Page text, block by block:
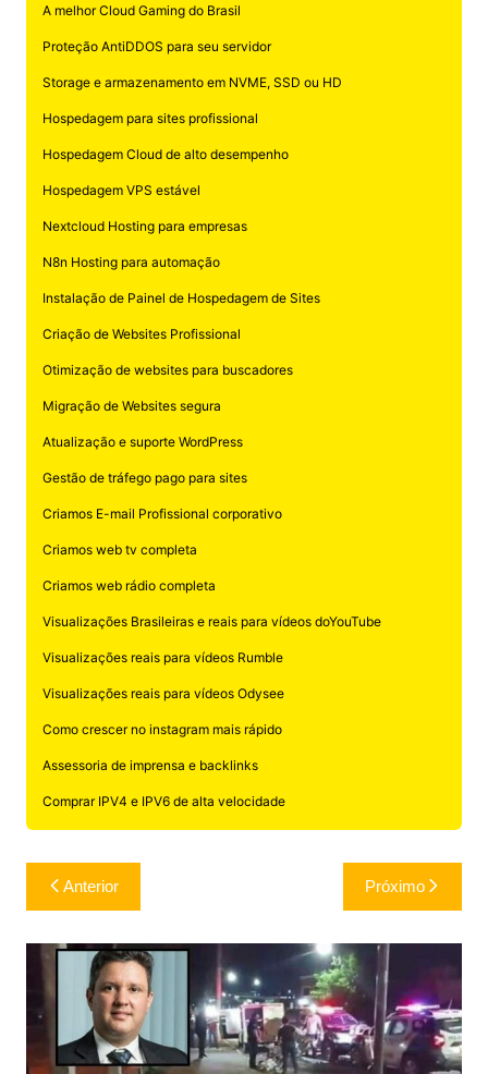
A melhor Cloud Gaming do Brasil
Proteção AntiDDOS para seu servidor
Storage e armazenamento em NVME, SSD ou HD
Hospedagem para sites profissional
Hospedagem Cloud de alto desempenho
Hospedagem VPS estável
Nextcloud Hosting para empresas
N8n Hosting para automação
Instalação de Painel de Hospedagem de Sites
Criação de Websites Profissional
Otimização de websites para buscadores
Migração de Websites segura
Atualização e suporte WordPress
Gestão de tráfego pago para sites
Criamos E-mail Profissional corporativo
Criamos web tv completa
Criamos web rádio completa
Visualizações Brasileiras e reais para vídeos doYouTube
Visualizações reais para vídeos Rumble
Visualizações reais para vídeos Odysee
Como crescer no instagram mais rápido
Assessoria de imprensa e backlinks
Comprar IPV4 e IPV6 de alta velocidade
Navegação
de
Post
Anterior Próximo